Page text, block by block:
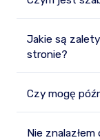
Jakie są
stronie?
Czy mogę
Nie